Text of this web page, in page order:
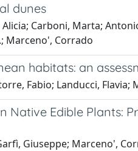
dunes
Carboni, Marta;
Marceno', Corrado
habitats: an
Fabio; Landucci, Flavia;
Native Edible
Giuseppe; Marceno',